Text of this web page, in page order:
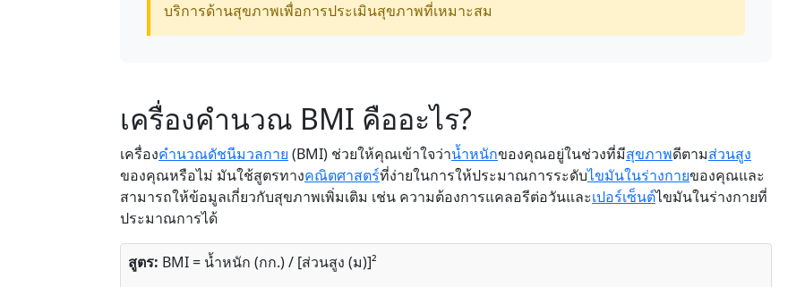
บริการด้านสุขภาพเพื่อการประเมินสุขภาพที่เหมาะสม
เครื่องคำนวณ BMI คืออะไร?
เครื่องคำนวณดัชนีมวลกาย (BMI) ช่วยให้คุณเข้าใจว่าน้ำหนักของคุณอยู่ในช่วงที่มีสุขภาพดีตามส่วนสูง
ของคุณหรือไม่ มันใช้สูตรทางคณิตศาสตร์ที่ง่ายในการให้ประมาณการระดับไขมันในร่างกายของคุณและ
สามารถให้ข้อมูลเกี่ยวกับสุขภาพเพิ่มเติม เช่น ความต้องการแคลอรีต่อวันและเปอร์เซ็นต์ไขมันในร่างกายที่
ประมาณการได้
สูตร: BMI = น้ำหนัก (กก.) / [ส่วนสูง (ม)]²